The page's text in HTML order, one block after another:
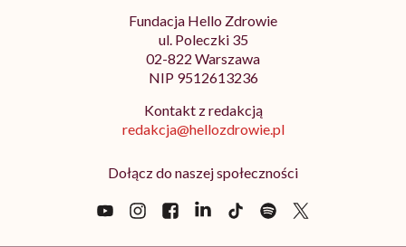
Fundacja Hello Zdrowie
ul. Poleczki 35
02-822 Warszawa
NIP 9512613236
Kontakt z redakcją
redakcja@hellozdrowie.pl
Dołącz do naszej społeczności